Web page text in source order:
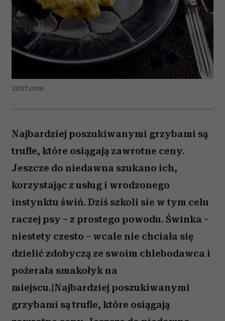
123rf.com
Najbardziej poszukiwanymi grzybami są
trufle, które osiągają zawrotne ceny.
Jeszcze do niedawna szukano ich,
korzystając z usług i wrodzonego
instynktu świń. Dziś szkoli sie w tym celu
raczej psy – z prostego powodu. Świnka –
niestety czesto – wcale nie chciała się
dzielić zdobyczą ze swoim chlebodawca i
pożerała smakołyk na
miejscu.|Najbardziej poszukiwanymi
grzybami są trufle, które osiągają